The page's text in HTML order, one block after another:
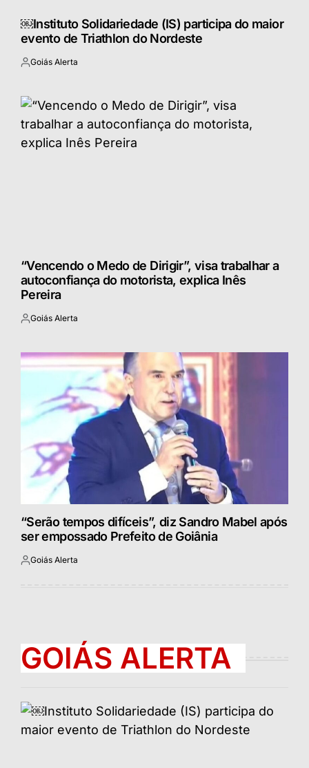
￼Instituto Solidariedade (IS) participa do maior
evento de Triathlon do Nordeste
Postado
Goiás Alerta
“Vencendo o Medo de Dirigir”, visa trabalhar a
autoconfiança do motorista, explica Inês
Pereira
Postado
Goiás Alerta
“Serão tempos difíceis”, diz Sandro Mabel após
ser empossado Prefeito de Goiânia
Postado
Goiás Alerta
GOIÁS ALERTA